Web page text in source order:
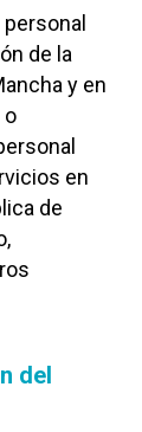
de la
y en
o
en
de
del